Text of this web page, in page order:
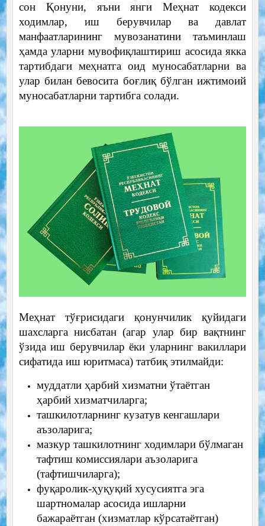
сон Қонуни, яъни янги Меҳнат кодекси
ходимлар, иш берувчилар ва давлат
манфаатларининг мувозанатини таъминлаш
ҳамда уларни мувофиқлаштириш асосида якка
тартибдаги меҳнатга оид муносабатларни ва
улар билан бевосита боғлиқ бўлган ижтимоий
муносабатларни тартибга солади.
Меҳнат тўғрисидаги қонунчилик қуйидаги
шахсларга нисбатан (агар улар бир вақтнинг
ўзида иш берувчилар ёки уларнинг вакиллари
сифатида иш юритмаса) татбиқ этилмайди:
муддатли ҳарбий хизматни ўтаётган
ҳарбий хизматчиларга;
ташкилотларнинг кузатув кенгашлари
аъзоларига;
мазкур ташкилотнинг ходимлари бўлмаган
тафтиш комиссиялари аъзоларига
(тафтишчиларга);
фуқаролик-ҳуқуқий хусусиятга эга
шартномалар асосида ишларни
бажараётган (хизматлар кўрсатаётган)